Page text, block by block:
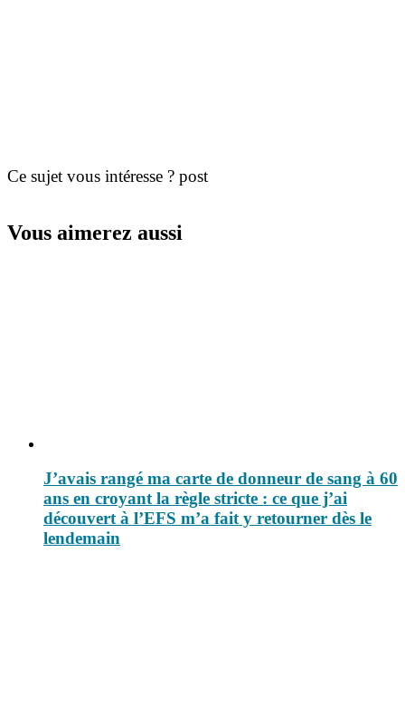
Ce sujet vous intéresse ? post
Vous aimerez aussi
J’avais rangé ma carte de donneur de sang à 60
ans en croyant la règle stricte : ce que j’ai
découvert à l’EFS m’a fait y retourner dès le
lendemain